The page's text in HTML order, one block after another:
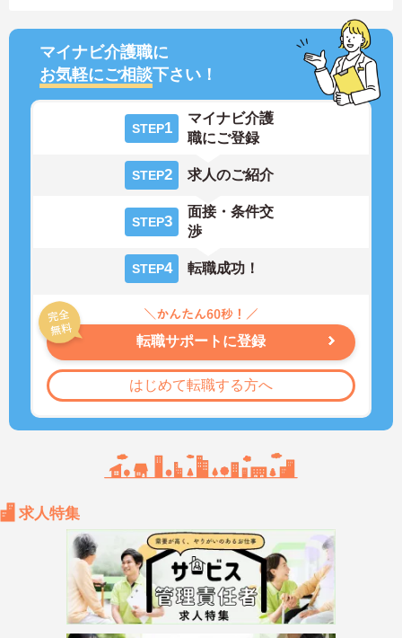
マイナビ介護職に
お気軽にご相談下さい！
STEP1
マイナビ介護
職にご登録
STEP2 求人のご紹介
STEP3
面接・条件交
渉
STEP4 転職成功！
転職サポートに登録
はじめて転職する方へ
求人特集